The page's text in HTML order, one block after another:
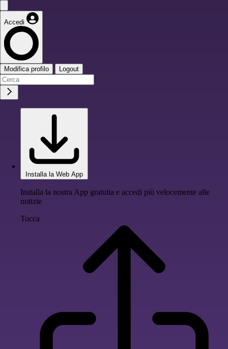
Accedi
Modifica profilo Logout
Installa la Web App
Installa la nostra App gratuita e accedi più velocemente alle
notizie
Tocca